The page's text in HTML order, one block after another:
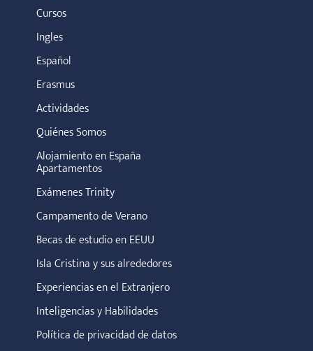
Cursos
Ingles
Español
Erasmus
Actividades
Quiénes Somos
Alojamiento en España
Apartamentos
Exámenes Trinity
Campamento de Verano
Becas de estudio en EEUU
Isla Cristina y sus alrededores
Experiencias en el Extranjero
Inteligencias y Habilidades
Política de privacidad de datos